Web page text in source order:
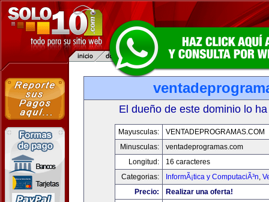
El dueño de este dominio lo
Mayusculas:
VENTADEPROGRAMAS.COM
Minusculas:
ventadeprogramas.com
Longitud:
16 caracteres
Categorias:
InformÃ¡tica y ComputaciÃ³n,
Precio:
Realizar una oferta!